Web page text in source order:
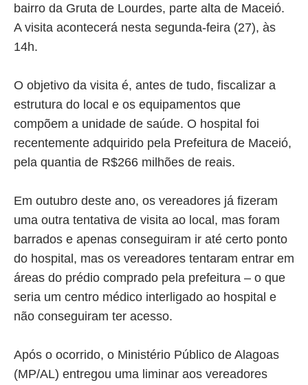
bairro da Gruta de Lourdes, parte alta de Maceió.
A visita acontecerá nesta segunda-feira (27), às
14h.
O objetivo da visita é, antes de tudo, fiscalizar a
estrutura do local e os equipamentos que
compõem a unidade de saúde. O hospital foi
recentemente adquirido pela Prefeitura de Maceió,
pela quantia de R$266 milhões de reais.
Em outubro deste ano, os vereadores já fizeram
uma outra tentativa de visita ao local, mas foram
barrados e apenas conseguiram ir até certo ponto
do hospital, mas os vereadores tentaram entrar em
áreas do prédio comprado pela prefeitura – o que
seria um centro médico interligado ao hospital e
não conseguiram ter acesso.
Após o ocorrido, o Ministério Público de Alagoas
(MP/AL) entregou uma liminar aos vereadores